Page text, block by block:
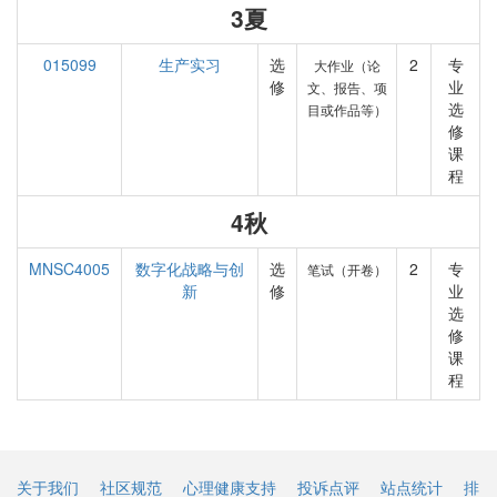
3夏
015099 生产实习
选
修
大作业（论
文、报告、项
目或作品等）
2
专
业
选
修
课
程
4秋
MNSC4005
数字化战略与创
新
选
修
笔试（开卷） 2
专
业
选
修
课
程
关于我们 社区规范 心理健康支持 投诉点评 站点统计 排